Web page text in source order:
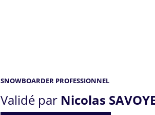
SNOWBOARDER PROFESSIONNEL
Validé par Nicolas